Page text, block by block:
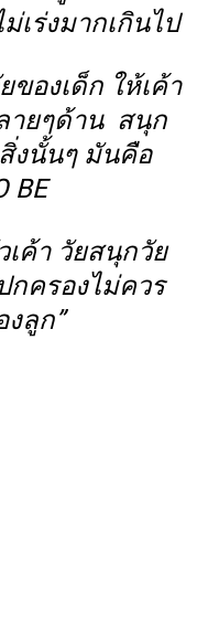
เร่งมากเกินไป
ของเด็ก ให้เค้า
ายๆด้าน สนุก
งนั้นๆ มันคือ
BE
ค้า วัยสนุกวัย
กครองไม่ควร
งลูก”